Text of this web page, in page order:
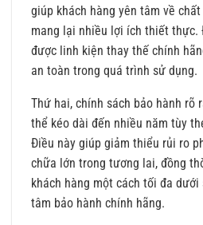
giúp khách hàng yên tâm về
mang lại nhiều lợi ích thiết thực.
được linh kiện thay thế chính
an toàn trong quá trình sử dụng.
Thứ hai, chính sách bảo hành rõ
thể kéo dài đến nhiều năm tùy
Điều này giúp giảm thiểu rủi ro
chữa lớn trong tương lai, đồng
khách hàng một cách tối đa
tâm bảo hành chính hãng.